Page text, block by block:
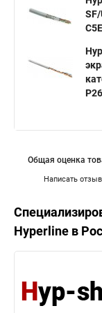
SF/
Написать отзыв
Общая оценка
Hyperline в